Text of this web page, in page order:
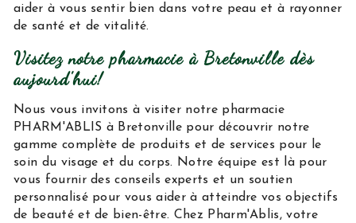
aider à vous sentir bien dans votre peau et à rayonner
de santé et de vitalité.
Visitez notre pharmacie à Bretonville dès
aujourd'hui!
Nous vous invitons à visiter notre pharmacie
PHARM'ABLIS à Bretonville pour découvrir notre
gamme complète de produits et de services pour le
soin du visage et du corps. Notre équipe est là pour
vous fournir des conseils experts et un soutien
personnalisé pour vous aider à atteindre vos objectifs
de beauté et de bien-être. Chez Pharm'Ablis, votre